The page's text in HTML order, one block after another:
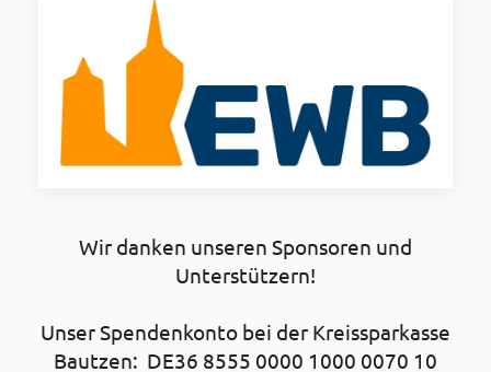
Wir danken unseren Sponsoren und
Unterstützern!
Unser Spendenkonto bei der Kreissparkasse
Bautzen: DE36 8555 0000 1000 0070 10